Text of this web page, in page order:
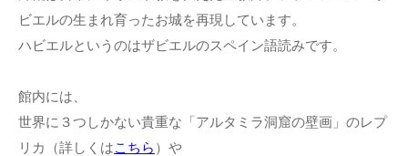
ビエルの生まれ育ったお城を再現しています。
ハビエルというのはザビエルのスペイン語読みです。
館内には、
世界に３つしかない貴重な「アルタミラ洞窟の壁画」のレプ
リカ（詳しくはこちら ）や